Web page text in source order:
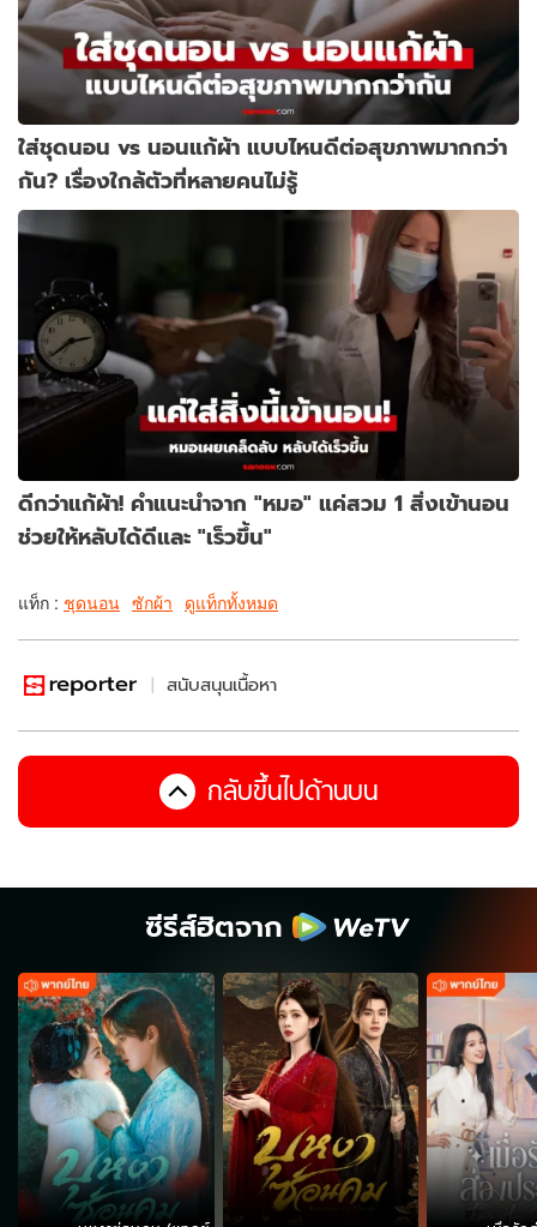
ใส่ชุดนอน vs นอนแก้ผ้า แบบไหนดีต่อสุขภาพมากกว่า
กัน? เรื่องใกล้ตัวที่หลายคนไม่รู้
ดีกว่าแก้ผ้า! คำแนะนำจาก "หมอ" แค่สวม 1 สิ่งเข้านอน
ช่วยให้หลับได้ดีและ "เร็วขึ้น"
แท็ก : ชุดนอน ซักผ้า ดูแท็กทั้งหมด
สนับสนุนเนื้อหา
กลับขึ้นไปด้านบน
ซีรีส์ฮิตจาก